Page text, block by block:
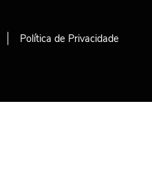
Política de Privacidade